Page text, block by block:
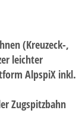
(Kreuzeck-,
leichter
AlpspiX inkl.
Zugspitzbahn